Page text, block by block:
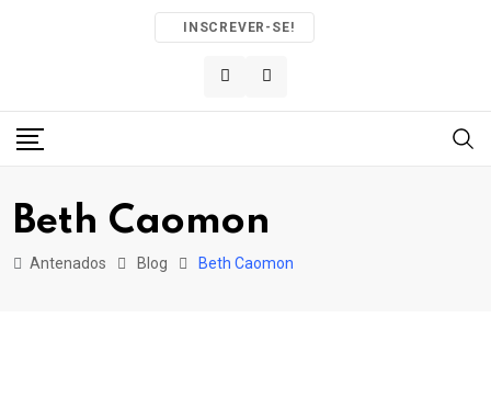
INSCREVER-SE!
Beth Caomon
Antenados Blog Beth Caomon